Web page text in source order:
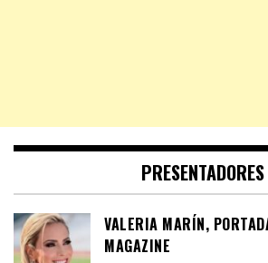
PRESENTADORES
VALERIA MARÍN,
MAGAZINE